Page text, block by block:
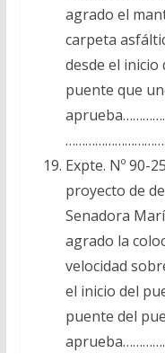
agrado el
carpeta
desde el
puente que
Expte. Nº 90-
proyecto de
Senadora
agrado la
velocidad
el inicio del
puente del